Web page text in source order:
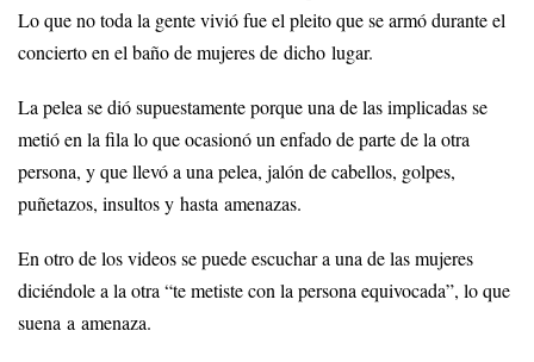
Lo que no toda la gente vivió fue el pleito que se armó durante el
concierto en el baño de mujeres de dicho lugar.
La pelea se dió supuestamente porque una de las implicadas se
metió en la fila lo que ocasionó un enfado de parte de la otra
persona, y que llevó a una pelea, jalón de cabellos, golpes,
puñetazos, insultos y hasta amenazas.
En otro de los videos se puede escuchar a una de las mujeres
diciéndole a la otra “te metiste con la persona equivocada”, lo que
suena a amenaza.